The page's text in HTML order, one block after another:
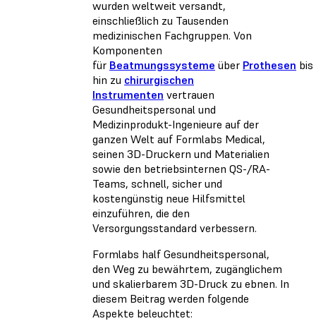
wurden weltweit versandt,
einschließlich zu Tausenden
medizinischen Fachgruppen. Von
Komponenten
für Beatmungssysteme über Prothesen bis
hin zu chirurgischen
Instrumenten vertrauen
Gesundheitspersonal und
Medizinprodukt-Ingenieure auf der
ganzen Welt auf Formlabs Medical,
seinen 3D-Druckern und Materialien
sowie den betriebsinternen QS-/RA-
Teams, schnell, sicher und
kostengünstig neue Hilfsmittel
einzuführen, die den
Versorgungsstandard verbessern.
Formlabs half Gesundheitspersonal,
den Weg zu bewährtem, zugänglichem
und skalierbarem 3D-Druck zu ebnen. In
diesem Beitrag werden folgende
Aspekte beleuchtet: